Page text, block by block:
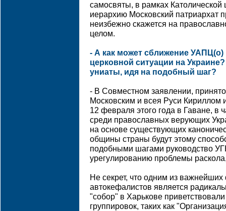
самосвяты, в рамках Католической
иерархию Московский патриархат
неизбежно скажется на
целом.
- А как может сближение УАПЦ(о)
церковной ситуации на
униаты, идя на подобный шаг?
- В Совместном заявлении,
Московским и всея Руси
12 февраля этого года в Гаване, в
среди православных верующих
на основе существующих
общины страны будут этому
подобными шагами руководство
урегулированию проблемы
Не секрет, что одним из
автокефалистов является
"собор" в Харькове
группировок, таких как